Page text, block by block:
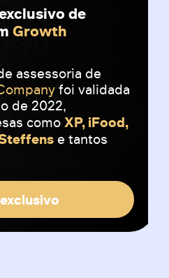
de
Growth
assessoria de
foi validada
de 2022,
comoXP, iFood,
e tantos